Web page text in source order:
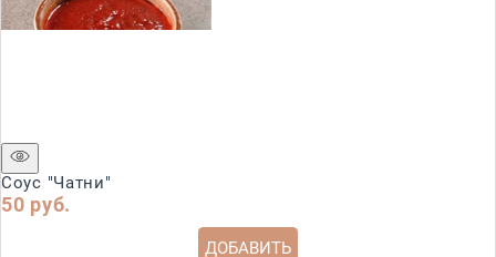
Соус "Чатни"
50 руб.
ДОБАВИТЬ